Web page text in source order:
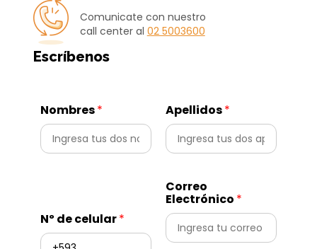
Comunicate con nuestro
call center al 02 5003600
Escríbenos
Nombres* Apellidos*
Nº de celular*
Correo
Electrónico *